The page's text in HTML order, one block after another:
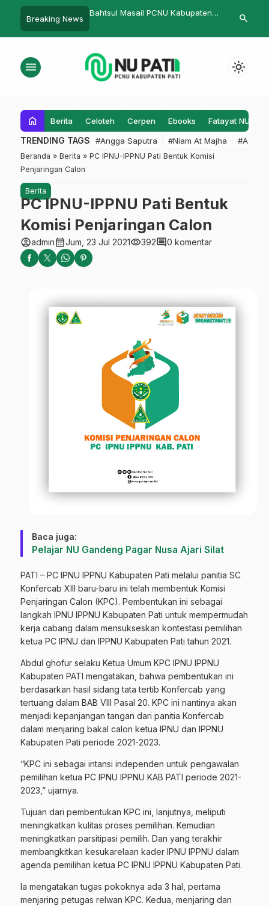
Breaking News
Masail PCNU Kabupaten
Wakaf Uang Sah
Lagi, Lazisnu Sumbangkan Dana
Ngaji
search
menu light_mode
home Berita Celoteh Cerpen Ebooks Fatayat NU
TRENDING TAGS #Angga Saputra #Niam At Majha #Admin
Beranda » Berita » PC IPNU-IPPNU Pati Bentuk Komisi
Penjaringan Calon
Berita
PC IPNU-IPPNU Pati Bentuk
Komisi Penjaringan Calon
account_circleadmincalendar_monthJum, 23 Jul 2021visibility392comment0 komentar
Baca juga:
Pelajar NU Gandeng Pagar Nusa Ajari Silat
PATI – PC IPNU IPPNU Kabupaten Pati melalui panitia SC
Konfercab XIII baru-baru ini telah membentuk Komisi
Penjaringan Calon (KPC). Pembentukan ini sebagai
langkah IPNU IPPNU Kabupaten Pati untuk mempermudah
kerja cabang dalam mensukseskan kontestasi pemilihan
ketua PC IPNU dan IPPNU Kabupaten Pati tahun 2021.
Abdul ghofur selaku Ketua Umum KPC IPNU IPPNU
Kabupaten PATI mengatakan, bahwa pembentukan ini
berdasarkan hasil sidang tata tertib Konfercab yang
tertuang dalam BAB VIII Pasal 20. KPC ini nantinya akan
menjadi kepanjangan tangan dari panitia Konfercab
dalam menjaring bakal calon ketua IPNU dan IPPNU
Kabupaten Pati periode 2021-2023.
“KPC ini sebagai intansi independen untuk pengawalan
pemilihan ketua PC IPNU IPPNU KAB PATI periode 2021-
2023,” ujarnya.
Tujuan dari pembentukan KPC ini, lanjutnya, meliputi
meningkatkan kulitas proses pemilihan. Kemudian
meningkatkan parsitipasi pemilih. Dan yang terakhir
membangkitkan kesukarelaan kader IPNU IPPNU dalam
agenda pemilihan ketua PC IPNU IPPNU Kabupaten Pati.
Ia mengatakan tugas pokoknya ada 3 hal, pertama
menjaring petugas relwan KPC. Kedua, menjaring dan